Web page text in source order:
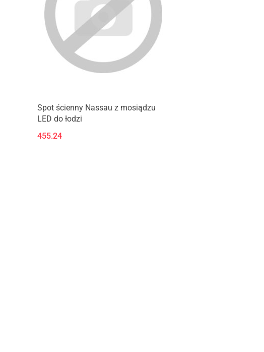
Spot ścienny Nassau z mosiądzu
LED do łodzi
455.24